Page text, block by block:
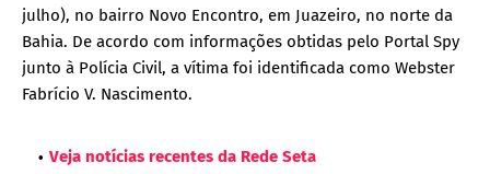
julho), no bairro Novo Encontro, em Juazeiro, no norte da
Bahia. De acordo com informações obtidas pelo Portal Spy
junto à Polícia Civil, a vítima foi identificada como Webster
Fabrício V. Nascimento.
Veja notícias recentes da Rede Seta